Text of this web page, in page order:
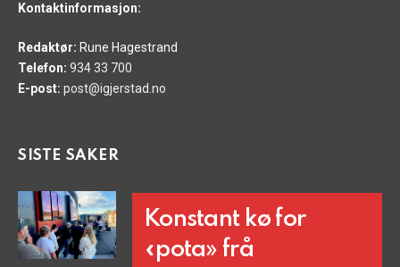
Kontaktinformasjon:
Redaktør: Rune Hagestrand
Telefon: 934 33 700
E-post: post@igjerstad.no
SISTE SAKER
Konstant kø for
«pota» frå